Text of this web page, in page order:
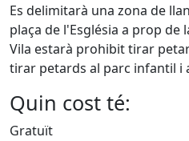
Es delimitarà una zona de
plaça de l'Església a prop de
Vila estarà prohibit tirar
tirar petards al parc infantil i
Quin cost té:
Gratuït